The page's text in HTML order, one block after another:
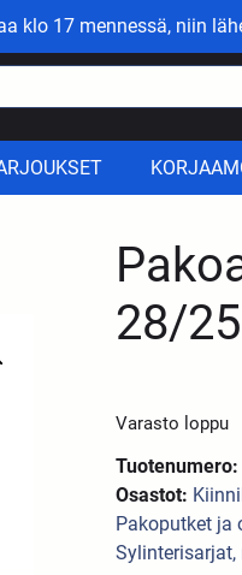
klo 17 mennessä, niin
28/
Varasto loppu
Osastot:
Pakoputket ja